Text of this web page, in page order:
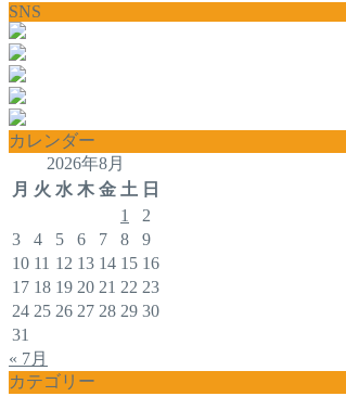
SNS
カレンダー
2026年8月
月 火 水 木 金 土 日
1
2
3
4 5 6 7 8
9
10 11 12 13 14 15 16
17 18 19 20 21 22 23
24 25 26 27 28 29 30
31
« 7月
カテゴリー